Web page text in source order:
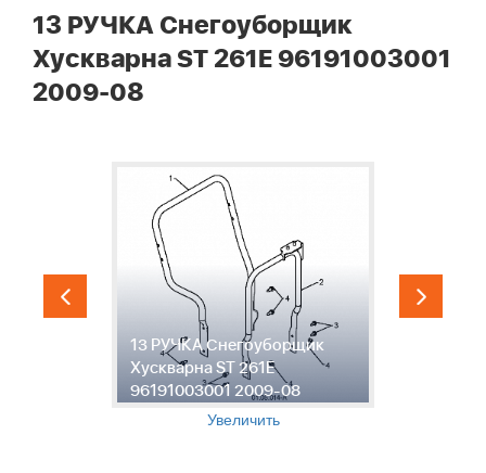
13 РУЧКА Снегоуборщик
Хускварна ST 261E 96191003001
2009-08
13 РУЧКА Снегоуборщик
Хускварна ST 261E
96191003001 2009-08
Увеличить